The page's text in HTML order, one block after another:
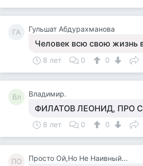
ГА Гульшат Абдурахманова
Человек всю свою жизнь
8 лет 0 0
Вл Владимир.
ФИЛАТОВ ЛЕОНИД, ПРО
8 лет 0 0
ПО Просто Ой,Но Не Наивный...